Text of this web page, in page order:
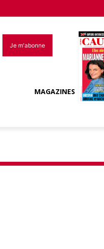
Je m'abonne
MAGAZINES